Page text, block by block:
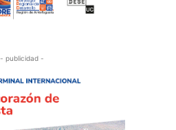
- publicidad -